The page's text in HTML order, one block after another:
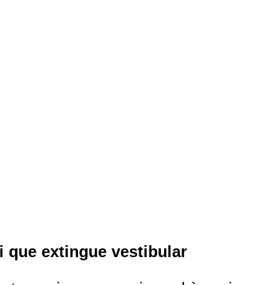
que extingue vestibular